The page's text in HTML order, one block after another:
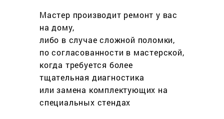
Мастер производит ремонт у вас
на дому,
либо в случае сложной поломки,
по согласованности в мастерской,
когда требуется более
тщательная диагностика
или замена комплектующих на
специальных стендах